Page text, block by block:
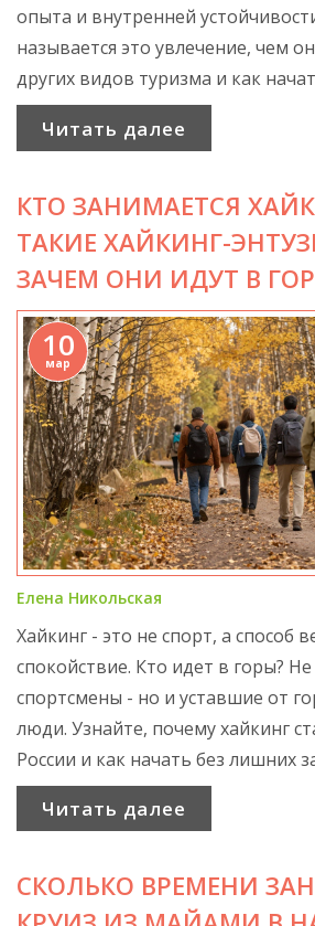
опыта и внутренней
называется это увлечение, чем
других видов туризма и как
Читать далее
КТО ЗАНИМАЕТСЯ
ТАКИЕ ХАЙКИНГ-
ЗАЧЕМ ОНИ ИДУТ В
10
мар
Елена Никольская
Хайкинг - это не спорт, а способ
спокойствие. Кто идет в горы?
спортсмены - но и уставшие от
люди. Узнайте, почему хайкинг
России и как начать без лишних
Читать далее
СКОЛЬКО ВРЕМЕНИ